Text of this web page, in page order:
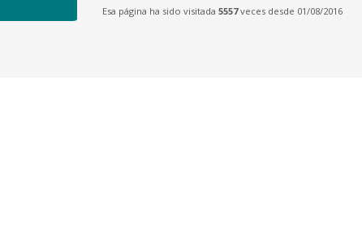
Esa página ha sido visitada 5557veces desde 01/08/2016